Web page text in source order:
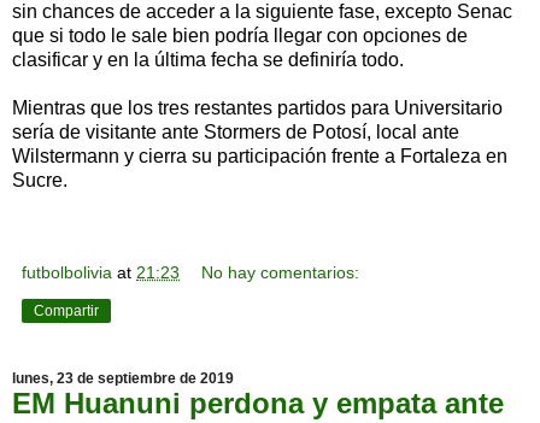
sin chances de acceder a la siguiente fase, excepto Senac
que si todo le sale bien podría llegar con opciones de
clasificar y en la última fecha se definiría todo.
Mientras que los tres restantes partidos para Universitario
sería de visitante ante Stormers de Potosí, local ante
Wilstermann y cierra su participación frente a Fortaleza en
Sucre.
futbolbolivia at 21:23 No hay comentarios:
Compartir
lunes, 23 de septiembre de 2019
EM Huanuni perdona y empata ante